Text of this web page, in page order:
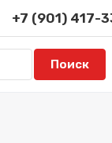
+7 (901) 417-